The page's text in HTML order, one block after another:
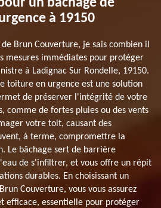
un bâchage de
à 19150
Brun Couverture, je sais combien il
mesures immédiates pour protéger
à Ladignac Sur Rondelle, 19150.
toiture en urgence est une solution
de préserver l'intégrité de votre
comme de fortes pluies ou des vents
votre toit, causant des
à terme, compromettre la
Le bâchage sert de barrière
de s'infiltrer, et vous offre un répit
durables. En choisissant un
Couverture, vous vous assurez
efficace, essentielle pour protéger